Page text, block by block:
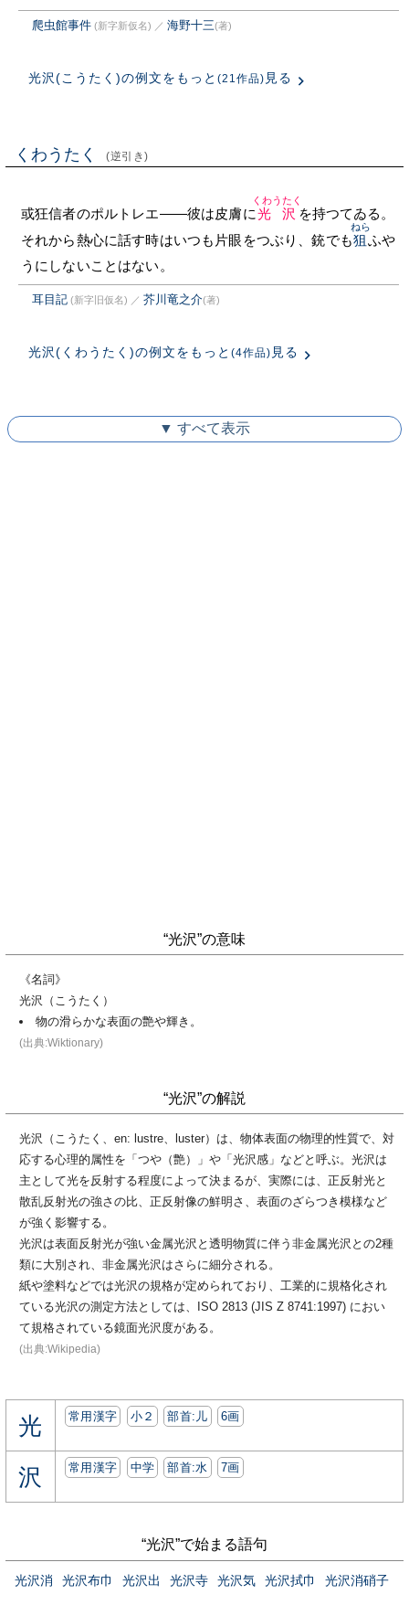
爬虫館事件 (新字新仮名) ／ 海野十三(著)
光沢(こうたく)の例文をもっと (21作品) 見る
くわうたく (逆引き)
或狂信者のポルトレエ——彼は皮膚に光沢
くわうたく
を持つてゐる。
それから熱心に話す時はいつも片眼をつぶり、銃でも狙
ねら
ふや
うにしないことはない。
耳目記 (新字旧仮名) ／ 芥川竜之介(著)
光沢(くわうたく)の例文をもっと (4作品) 見る
▼ すべて表示
“光沢”の意味
《名詞》
光沢（こうたく）
物の滑らかな表面の艶や輝き。
(出典:Wiktionary)
“光沢”の解説
光沢（こうたく、en: lustre、luster）は、物体表面の物理的性質で、対
応する心理的属性を「つや（艶）」や「光沢感」などと呼ぶ。光沢は
主として光を反射する程度によって決まるが、実際には、正反射光と
散乱反射光の強さの比、正反射像の鮮明さ、表面のざらつき模様など
が強く影響する。
光沢は表面反射光が強い金属光沢と透明物質に伴う非金属光沢との2種
類に大別され、非金属光沢はさらに細分される。
紙や塗料などでは光沢の規格が定められており、工業的に規格化され
ている光沢の測定方法としては、ISO 2813 (JIS Z 8741:1997) におい
て規格されている鏡面光沢度がある。
(出典:Wikipedia)
光 常用漢字 小２ 部首:⼉ 6画
沢 常用漢字 中学 部首:⽔ 7画
“光沢”で始まる語句
光沢消 光沢布巾 光沢出 光沢寺 光沢気 光沢拭巾 光沢消硝子